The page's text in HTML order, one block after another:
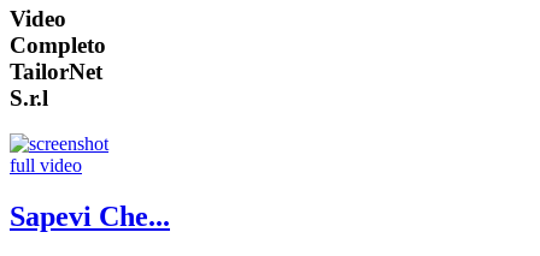
Video
Completo
TailorNet
S.r.l
Sapevi Che...